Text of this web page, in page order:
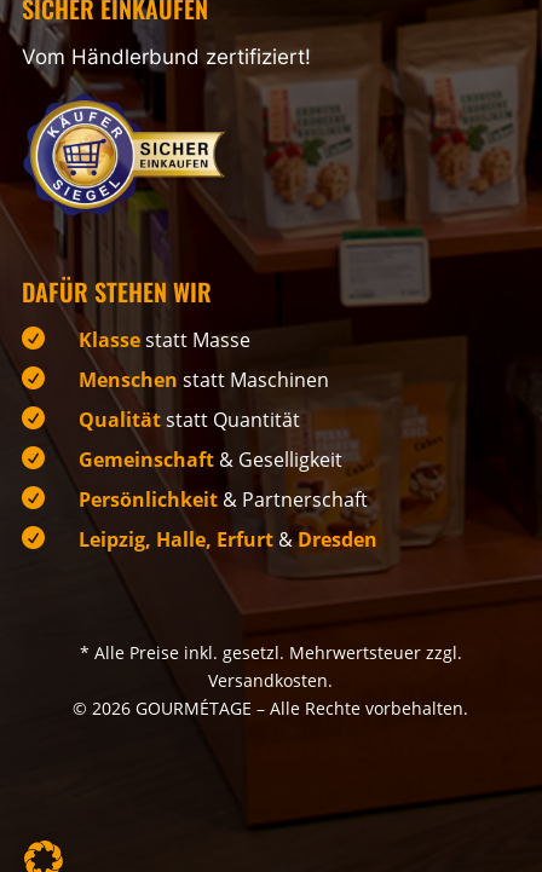
SICHER EINKAUFEN
Vom Händlerbund zertifiziert!
DAFÜR STEHEN WIR
 Klassestatt Masse
 Menschen statt Maschinen
 Qualitätstatt Quantität
 Gemeinschaft & Geselligkeit
 Persönlichkeit & Partnerschaft
 Leipzig, Halle, Erfurt &Dresden
* Alle Preise inkl. gesetzl. Mehrwertsteuer zzgl.
Versandkosten.
© 2026 GOURMÉTAGE – Alle Rechte vorbehalten.